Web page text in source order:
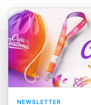
NEWSLETTER
Catalogue Maison et objets
EN STOCK